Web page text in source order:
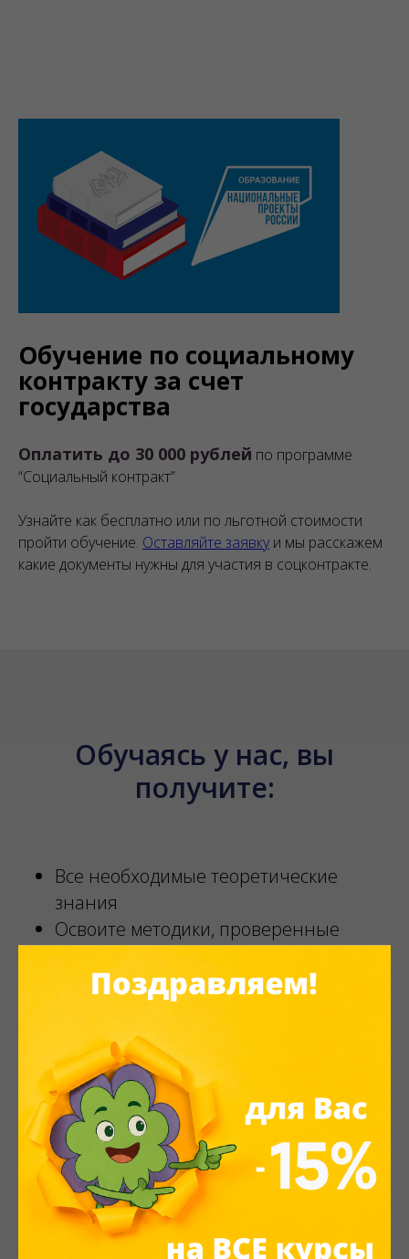
Обучение по социальному
контракту за счет
государства
Оплатить до 30 000 рублей по программе
“Социальный контракт”
Узнайте как бесплатно или по льготной стоимости
пройти обучение. Оставляйте заявку и мы расскажем
какие документы нужны для участия в соцконтракте.
Обучаясь у нас, вы
получите:
Все необходимые теоретические
знания
Освоите методики, проверенные
Изучите основные алгоритмы вашей
Узнаете, как правильно вести
клиентов, чтобы они возвращались к
вам вновь и вновь
Ощутите на себе современный подход
к обучению в сфере бьюти-бизнеса
Закрепите на практике полученные
вами знания
Приобретете прибыльную профессию
с возможностью работы фриланс